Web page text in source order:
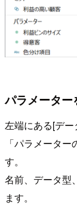
パラメーター
左端にある[デ
「パラメータ
す。
名前、データ型
ます。